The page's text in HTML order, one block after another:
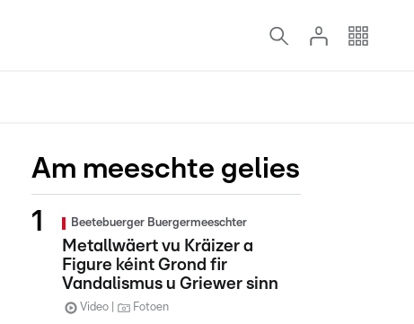
Am meeschte gelies
Beetebuerger Buergermeeschter
Metallwäert vu Kräizer a
Figure kéint Grond fir
Vandalismus u Griewer sinn
Video Fotoen